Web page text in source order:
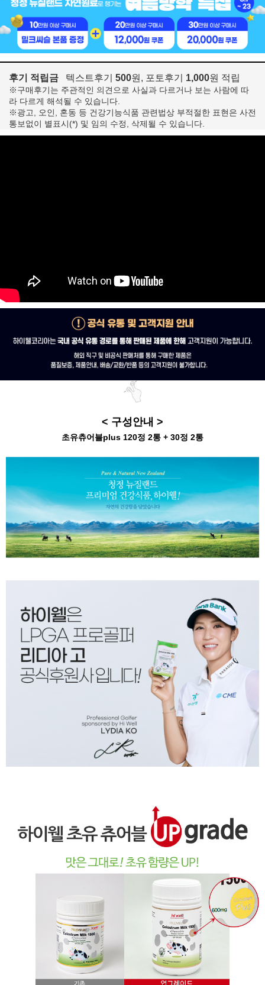
후기 적립금 텍스트후기 500원, 포토후기 1,000원 적립
※구매후기는 주관적인 의견으로 사실과 다르거나 보는 사람에 따
라 다르게 해석될 수 있습니다.
※광고, 오인, 혼동 등 건강기능식품 관련법상 부적절한 표현은 사전
통보없이 별표시(*) 및 임의 수정, 삭제될 수 있습니다.
< 구성안내 >
초유츄어블plus 120정 2통 + 30정 2통